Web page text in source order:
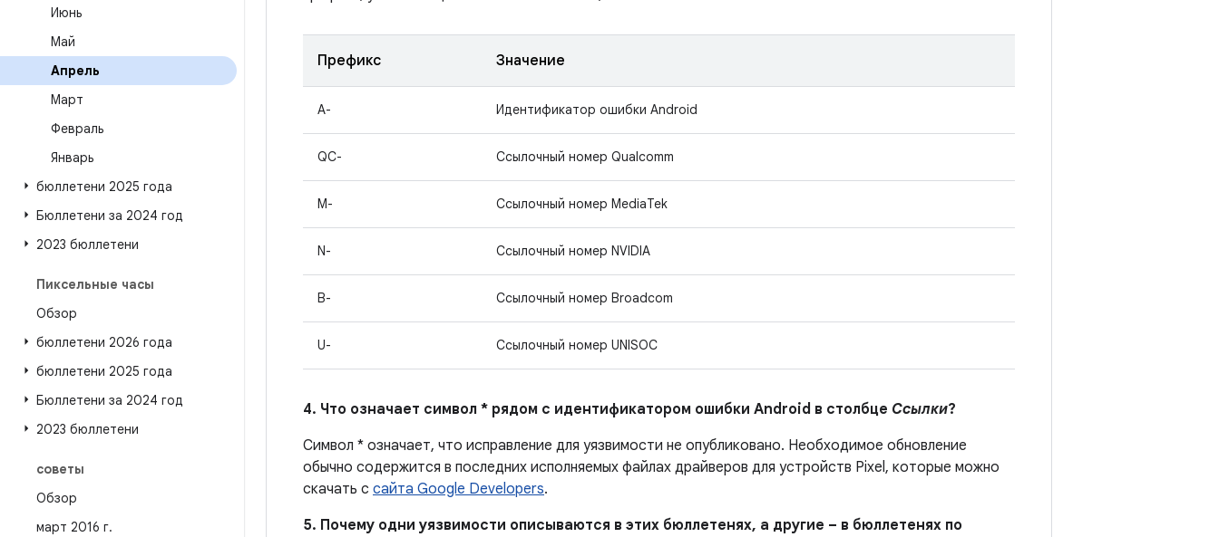
Июнь
Май
Апрель
Март
Февраль
Январь
бюллетени 2025 года
Бюллетени за 2024 год
2023 бюллетени
Пиксельные часы
Обзор
бюллетени 2026 года
бюллетени 2025 года
Бюллетени за 2024 год
2023 бюллетени
советы
Обзор
март 2016 г.
Префикс Значение
A- Идентификатор ошибки Android
QC- Ссылочный номер Qualcomm
M- Ссылочный номер MediaTek
N- Ссылочный номер NVIDIA
B- Ссылочный номер Broadcom
U- Ссылочный номер UNISOC
4. Что означает символ * рядом с идентификатором ошибки Android в столбце Ссылки?
Символ * означает, что исправление для уязвимости не опубликовано. Необходимое обновление
обычно содержится в последних исполняемых файлах драйверов для устройств Pixel, которые можно
скачать с сайта Google Developers.
5. Почему одни уязвимости описываются в этих бюллетенях, а другие – в бюллетенях по